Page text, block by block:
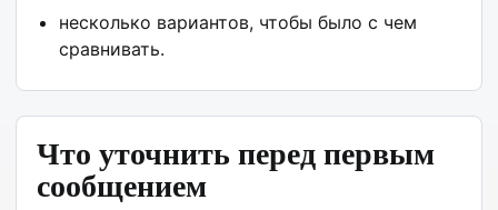
несколько вариантов, чтобы было с чем
сравнивать.
Что уточнить перед первым
сообщением